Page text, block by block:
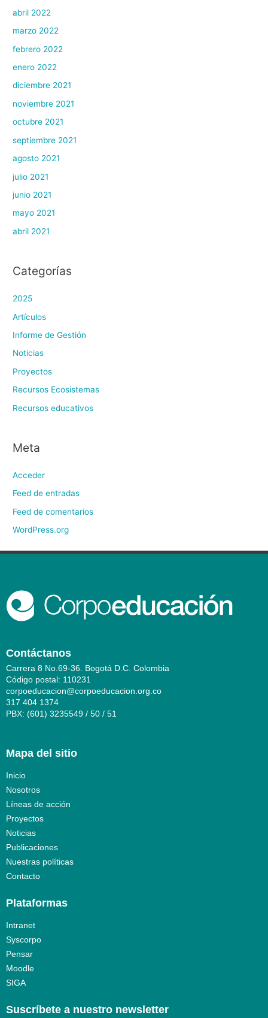
abril 2022
marzo 2022
febrero 2022
enero 2022
diciembre 2021
noviembre 2021
octubre 2021
septiembre 2021
agosto 2021
julio 2021
junio 2021
mayo 2021
abril 2021
Categorías
2025
Artículos
Informe de Gestión
Noticias
Proyectos
Recursos Ecosistemas
Recursos educativos
Meta
Acceder
Feed de entradas
Feed de comentarios
WordPress.org
Contáctanos
Carrera 8 No.69-36. Bogotá D.C. Colombia
Código postal: 110231
corpoeducacion@corpoeducacion.org.co
317 404 1374
PBX: (601) 3235549 / 50 / 51
Mapa del sitio
Inicio
Nosotros
Líneas de acción
Proyectos
Noticias
Publicaciones
Nuestras políticas
Contacto
Plataformas
Intranet
Syscorpo
Pensar
Moodle
SIGA
Suscríbete a nuestro newsletter​